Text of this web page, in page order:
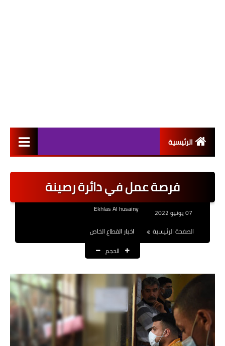
الرئيسية
اخبار القطاع العام
اخبار القطاع الخاص
نتائج التعيينات
العقود والاجور اليومية
الرواتب والقروض
القروض والسلف
فرصة عمل في دائرة رصينة
Ekhlas Al husainy
الصفحة الرئيسية
اخبار القطاع الخاص
الحجم